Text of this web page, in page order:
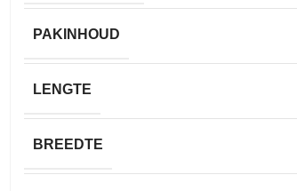
PAKINHOUD
LENGTE
BREEDTE